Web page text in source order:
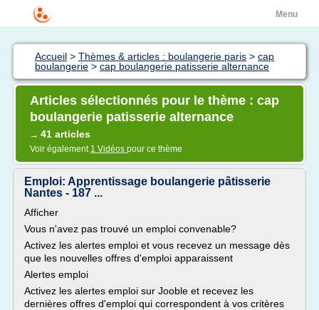
Menu
Accueil > Thèmes & articles : boulangerie paris > cap
boulangerie > cap boulangerie patisserie alternance
Articles sélectionnés pour le thème : cap
boulangerie patisserie alternance
→ 41 articles
Voir également 1 Vidéos pour ce thème
Emploi: Apprentissage boulangerie pâtisserie
Nantes - 187 ...
Afficher
Vous n'avez pas trouvé un emploi convenable?
Activez les alertes emploi et vous recevez un message dès
que les nouvelles offres d'emploi apparaissent
Alertes emploi
Activez les alertes emploi sur Jooble et recevez les
dernières offres d'emploi qui correspondent à vos critères